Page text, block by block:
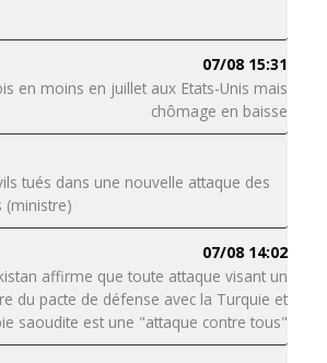
07/08 15:31
en moins en juillet aux Etats-Unis mais
chômage en baisse
tués dans une nouvelle attaque des
(ministre)
07/08 14:02
affirme que toute attaque visant un
du pacte de défense avec la Turquie et
saoudite est une "attaque contre tous"